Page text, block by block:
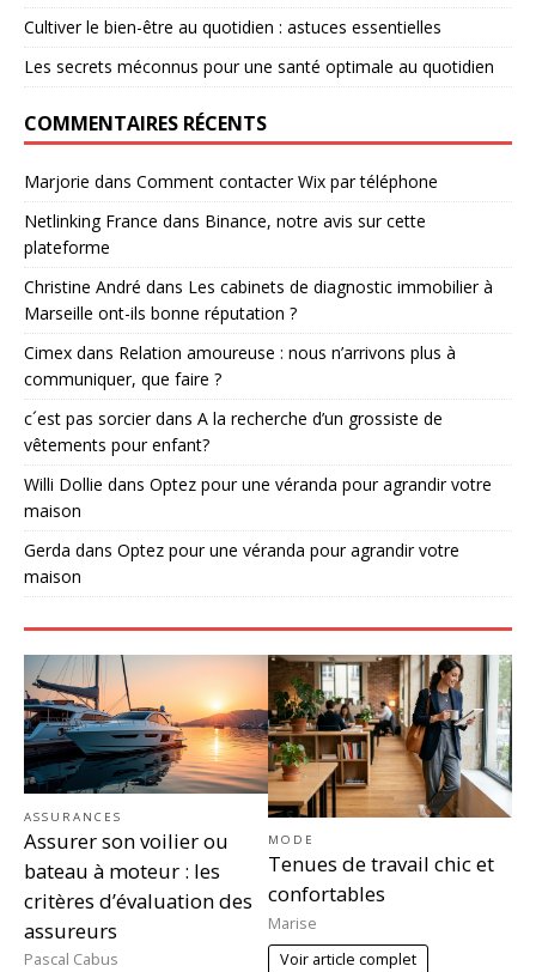
Cultiver le bien-être au quotidien : astuces essentielles
Les secrets méconnus pour une santé optimale au quotidien
COMMENTAIRES RÉCENTS
Marjorie dans Comment contacter Wix par téléphone
Netlinking France dans Binance, notre avis sur cette
plateforme
Christine André dans Les cabinets de diagnostic immobilier à
Marseille ont-ils bonne réputation ?
Cimex dans Relation amoureuse : nous n’arrivons plus à
communiquer, que faire ?
c´est pas sorcierdans A la recherche d’un grossiste de
vêtements pour enfant?
Willi Dollie dans Optez pour une véranda pour agrandir votre
maison
Gerda dans Optez pour une véranda pour agrandir votre
maison
ASSURANCES
Assurer son voilier ou
bateau à moteur : les
critères d’évaluation des
assureurs
Pascal Cabus
MODE
Tenues de travail chic et
confortables
Marise
Voir article complet